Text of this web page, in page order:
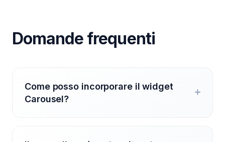
Domande frequenti
Come posso incorporare il widget
Carousel?